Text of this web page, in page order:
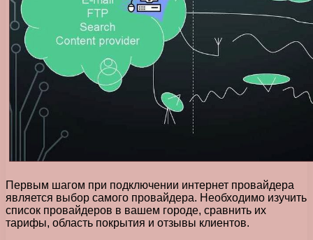
Первым шагом при подключении интернет провайдера
является выбор самого провайдера. Необходимо изучить
список провайдеров в вашем городе, сравнить их
тарифы, область покрытия и отзывы клиентов.